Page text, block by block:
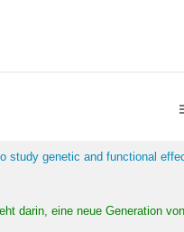
study genetic and functional
darin, eine neue Generation